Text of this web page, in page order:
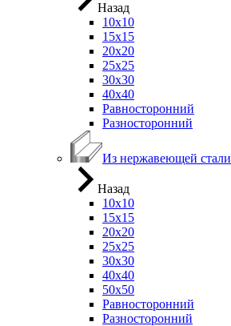
Назад
10х10
15х15
20х20
25х25
30х30
40х40
Равносторонний
Разносторонний
Из нержавеющей стали
Назад
10х10
15х15
20х20
25х25
30х30
40х40
50х50
Равносторонний
Разносторонний